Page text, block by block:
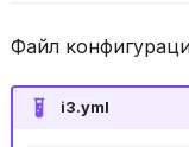
Файл
i3.yml